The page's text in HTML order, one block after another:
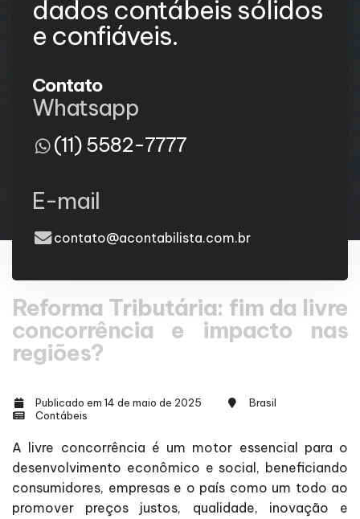
dados contábeis sólidos
e confiáveis.
Contato
Whatsapp
(11) 5582-7777
E-mail
contato@acontabilista.com.br
Reforma Tributária: fim da livre
concorrência e impacto nas
regiões?
Publicado em 14 de maio de 2025
Brasil
Contábeis
A livre concorrência é um motor essencial para o
desenvolvimento econômico e social, beneficiando
consumidores, empresas e o país como um todo ao
promover preços justos, qualidade, inovação e